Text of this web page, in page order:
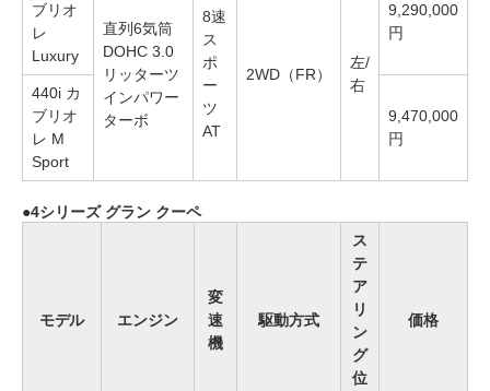
ブリオ
レ
Luxury
直列6気筒
DOHC 3.0
リッターツ
インパワー
ターボ
8速
ス
ポ
ー
ツ
AT
2WD（FR）
左/
右
9,290,000
円
440i カ
ブリオ
レ M
Sport
9,470,000
円
4シリーズ グラン クーペ
モデル エンジン
変
速
機
駆動方式
ス
テ
ア
リ
ン
グ
位
価格